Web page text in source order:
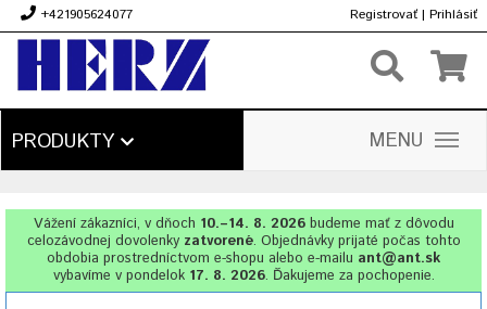
+421905624077 Registrovať | Prihlásiť
PRODUKTY MENU
Vážení zákazníci, v dňoch 10.–14. 8. 2026budeme mať z dôvodu
celozávodnej dovolenkyzatvorené. Objednávky prijaté počas tohto
obdobia prostredníctvom e-shopu alebo e-mailu ant@ant.sk
vybavíme v pondelok 17. 8. 2026. Ďakujeme za pochopenie.